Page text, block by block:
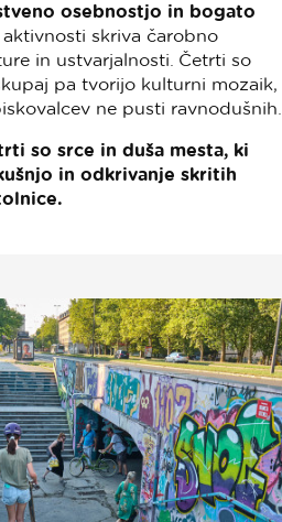
osebnostjo in bogato
skriva čarobno
in ustvarjalnosti. Četrti so
pa tvorijo kulturni mozaik,
ne pusti ravnodušnih.
so srce in duša mesta, ki
in odkrivanje skritih